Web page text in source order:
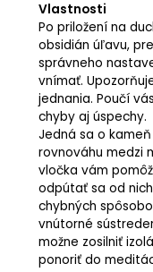
Vlastnosti
Po priložení na
obsidián úľavu,
správneho
vnímať.
jednania. Poučí
chyby aj úspechy.
Jedná sa o
rovnováhu medzi
vločka vám
odpútať sa od
chybných
vnútorné
možne zosilniť
ponoriť do